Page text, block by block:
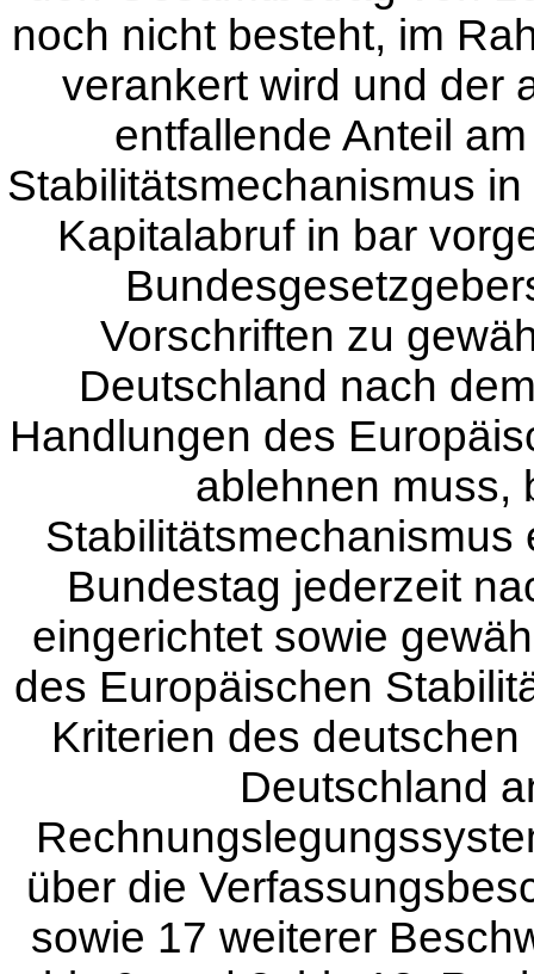
noch nicht besteht, im
verankert wird und der
entfallende Anteil
Stabilitätsmechanismus
Kapitalabruf in bar
Vorschriften zu
Deutschland nach
Handlungen des
ablehnen muss,
Stabilitätsmechanismus
Bundestag jederzeit
eingerichtet sowie
des Europäischen
Kriterien des
Deutschland
über die
sowie 17 weiterer